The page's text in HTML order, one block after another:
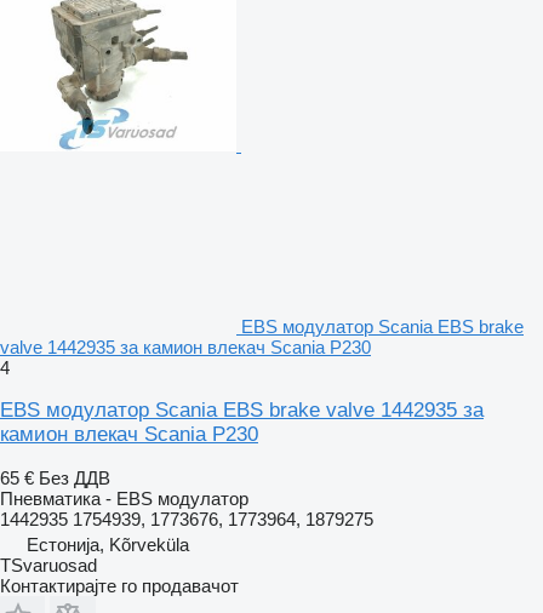
EBS модулатор Scania EBS brake
valve 1442935 за камион влекач Scania P230
4
EBS модулатор Scania EBS brake valve 1442935 за
камион влекач Scania P230
65 € Без ДДВ
Пневматика - EBS модулатор
1442935 1754939, 1773676, 1773964, 1879275
Естонија, Kõrveküla
TSvaruosad
Контактирајте го продавачот